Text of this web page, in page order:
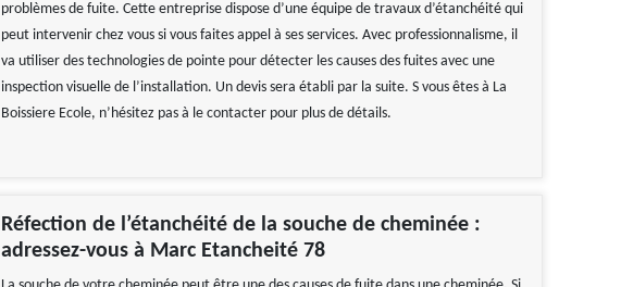
problèmes de fuite. Cette entreprise dispose d’une équipe de travaux d’étanchéité qui
peut intervenir chez vous si vous faites appel à ses services. Avec professionnalisme, il
va utiliser des technologies de pointe pour détecter les causes des fuites avec une
inspection visuelle de l’installation. Un devis sera établi par la suite. S vous êtes à La
Boissiere Ecole, n’hésitez pas à le contacter pour plus de détails.
Réfection de l’étanchéité de la souche de cheminée :
adressez-vous à Marc Etancheité 78